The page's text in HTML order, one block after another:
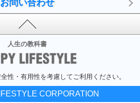
お問い合わせ
人生の教科書
性・有用性を考慮してご利用ください。
CORPORATION